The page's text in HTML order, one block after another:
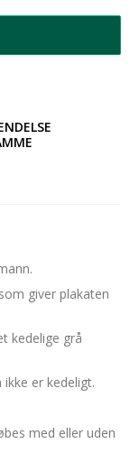
giver plakaten
kedelige grå
er kedeligt.
med eller uden